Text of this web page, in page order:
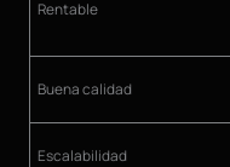
Rentable
Buena calidad
Escalabilidad